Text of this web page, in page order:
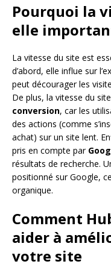
Pourquoi la
elle
La vitesse du site est
d’abord, elle influe sur
peut décourager les
De plus, la vitesse du
conversion, car les
des actions (comme
achat) sur un site lent.
pris en compte par
résultats de recherche.
positionné sur Google,
organique.
Comment
aider à
votre site